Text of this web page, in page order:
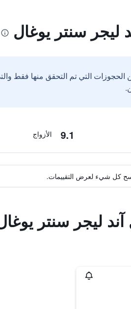
ليجر سنتر يوغال
التي تم التحقق منها فقط
9.1 الأزواج
مسح كل شيء لعرض التقييمات.
ليجر سنتر